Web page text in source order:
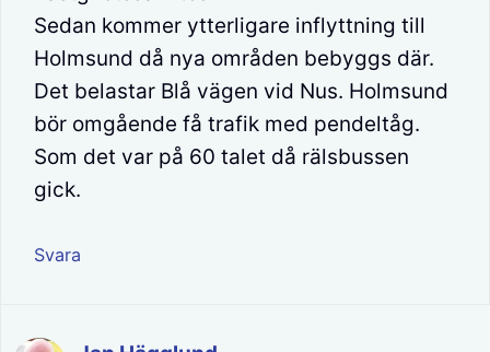
Sedan kommer ytterligare inflyttning till
Holmsund då nya områden bebyggs där.
Det belastar Blå vägen vid Nus. Holmsund
bör omgående få trafik med pendeltåg.
Som det var på 60 talet då rälsbussen
gick.
Svara